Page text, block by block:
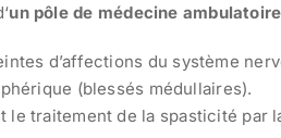
un pôle de médecine ambulatoire
d’affections du système
(blessés médullaires).
le traitement de la spasticité par